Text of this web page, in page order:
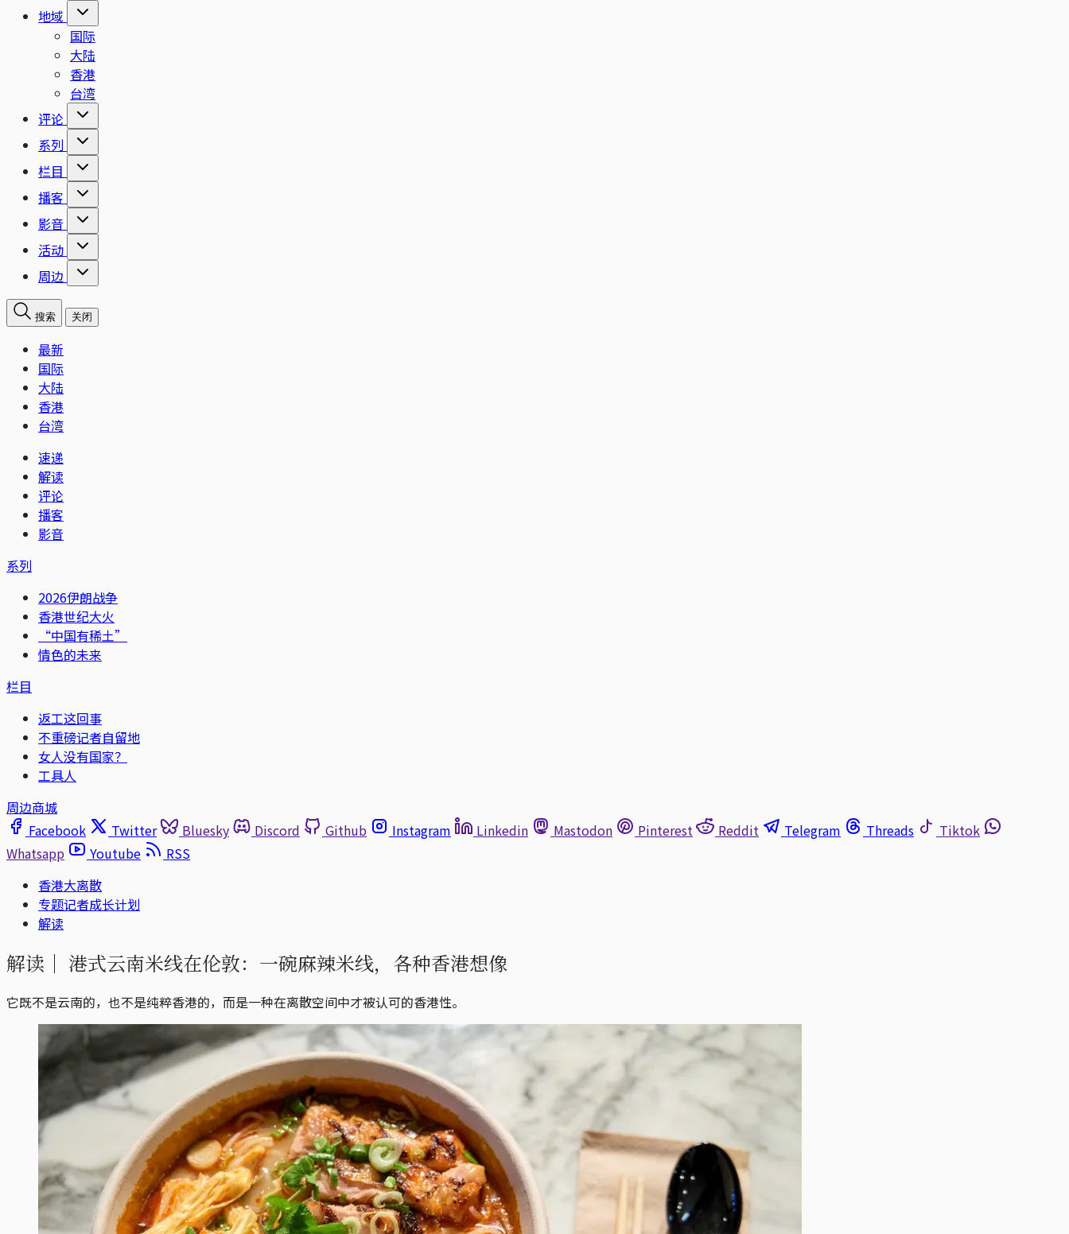
地域
国际
大陆
香港
台湾
评论
系列
栏目
播客
影音
活动
周边
搜索 关闭
最新
国际
大陆
香港
台湾
速递
解读
评论
播客
影音
系列
2026伊朗战争
香港世纪大火
“中国有稀土”
情色的未来
栏目
返工这回事
不重磅记者自留地
女人没有国家？
工具人
周边商城
Facebook
Twitter Bluesky Discord Github Instagram Linkedin Mastodon Pinterest Reddit Telegram Threads
Tiktok
Whatsapp
Youtube
RSS
香港大离散
专题记者成长计划
解读
解读｜ 港式云南米线在伦敦：一碗麻辣米线，各种香港想像
它既不是云南的，也不是纯粹香港的，而是一种在离散空间中才被认可的香港性。